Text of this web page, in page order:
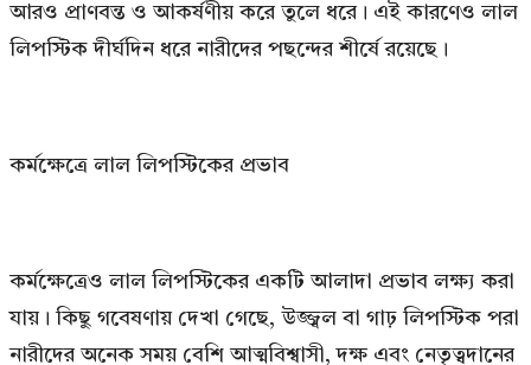
আরও প্রাণবন্ত ও আকর্ষণীয় করে তুলে ধরে। এই কারণেও লাল
লিপস্টিক দীর্ঘদিন ধরে নারীদের পছন্দের শীর্ষে রয়েছে।
কর্মক্ষেত্রে লাল লিপস্টিকের প্রভাব
কর্মক্ষেত্রেও লাল লিপস্টিকের একটি আলাদা প্রভাব লক্ষ্য করা
যায়। কিছু গবেষণায় দেখা গেছে, উজ্জ্বল বা গাঢ় লিপস্টিক পরা
নারীদের অনেক সময় বেশি আত্মবিশ্বাসী, দক্ষ এবং নেতৃত্বদানের